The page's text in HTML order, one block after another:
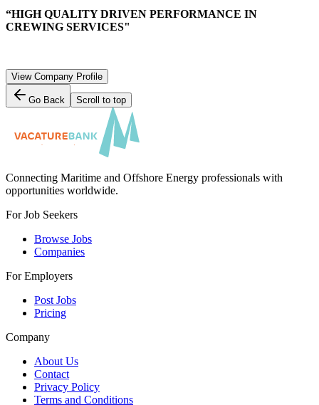
“HIGH QUALITY DRIVEN PERFORMANCE IN
CREWING SERVICES"
View Company Profile
Go Back Scroll to top
Connecting Maritime and Offshore Energy professionals with
opportunities worldwide.
For Job Seekers
Browse Jobs
Companies
For Employers
Post Jobs
Pricing
Company
About Us
Contact
Privacy Policy
Terms and Conditions